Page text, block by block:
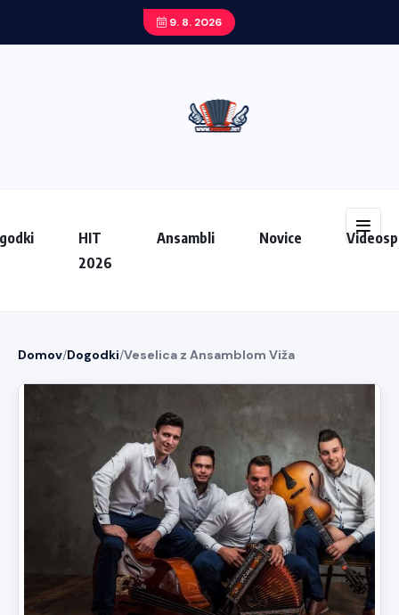
9. 8. 2026
HIT
2026
Ansambli Novice
Domov/Dogodki/Veselica z Ansamblom Viža